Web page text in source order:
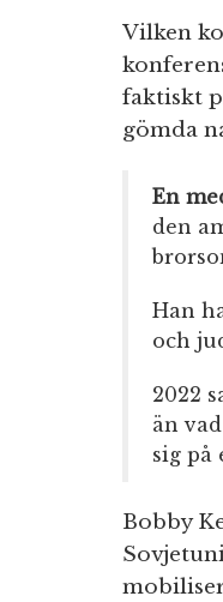
Vilken
faktiskt
gömda
En
den
Han
och
2022
än
sig på
Bobby